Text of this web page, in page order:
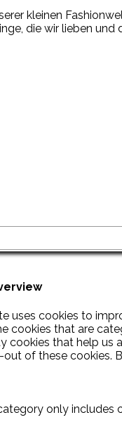
kleinen
die wir lieben
uses cookies to
cookies that are
that help us
of these
only